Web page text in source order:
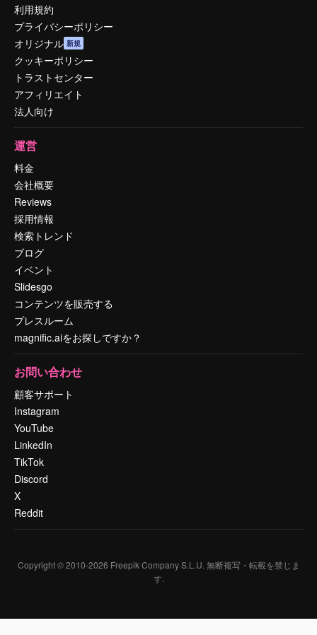
利用規約
プライバシーポリシー
オリジナル 新規
クッキーポリシー
トラストセンター
アフィリエイト
法人向け
運営
料金
会社概要
Reviews
採用情報
検索トレンド
ブログ
イベント
Slidesgo
コンテンツを販売する
プレスルーム
magnific.aiをお探しですか？
お問い合わせ
顧客サポート
Instagram
YouTube
LinkedIn
TikTok
Discord
X
Reddit
Copyright © 2010-2026 Freepik Company S.L.U. 無断複写・転載を禁じま
す.